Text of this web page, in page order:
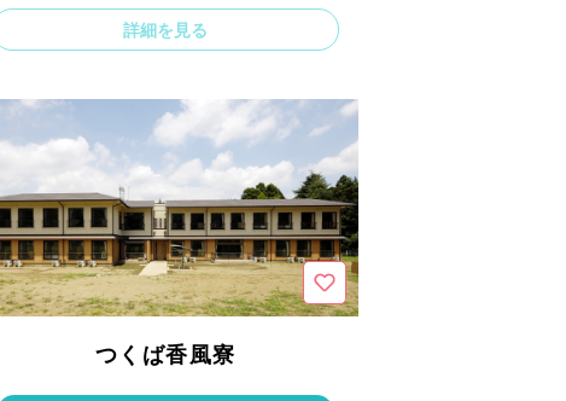
詳細を見る
つくば香風寮